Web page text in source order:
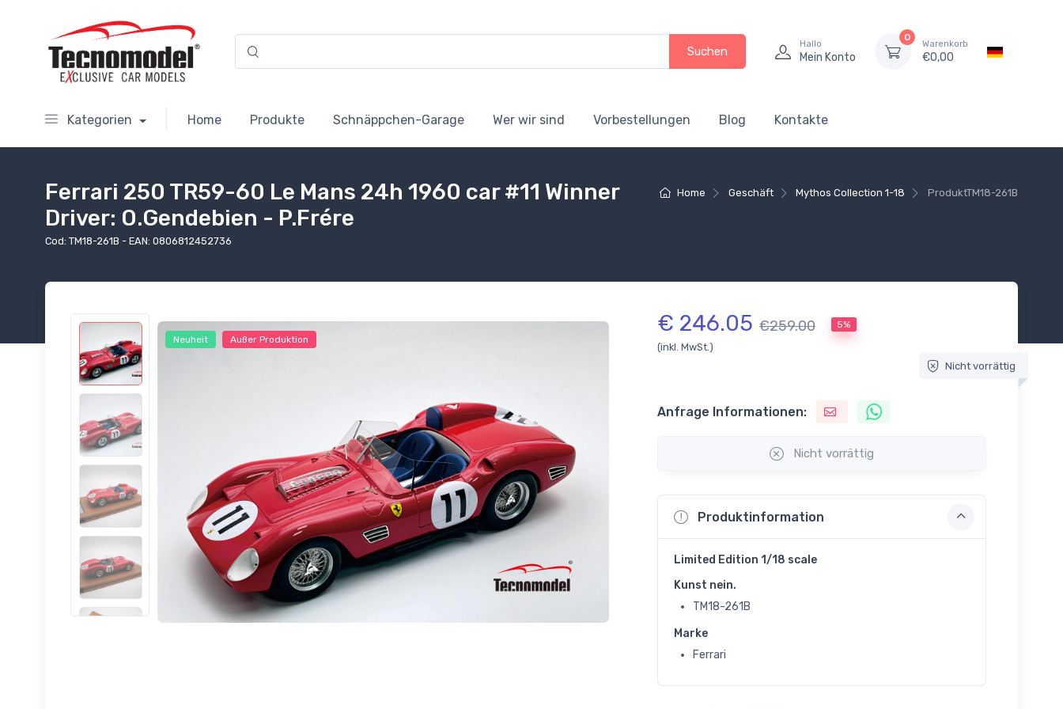
Suchen
Hallo
Mein Konto
0
Warenkorb
€0,00
Kategorien Home Produkte Schnäppchen-Garage Wer wir sind Vorbestellungen Blog Kontakte
Home Geschäft Mythos Collection 1-18 ProduktTM18-261B
Ferrari 250 TR59-60 Le Mans 24h 1960 car #11 Winner
Driver: O.Gendebien - P.Frére
Cod: TM18-261B - EAN: 0806812452736
Neuheit Außer Produktion
€ 246.05 €259.00 5%
(inkl. MwSt.)
Nicht vorrättig
Anfrage Informationen:
Nicht vorrättig
Produktinformation
Limited Edition 1/18 scale
Kunst nein.
TM18-261B
Marke
Ferrari